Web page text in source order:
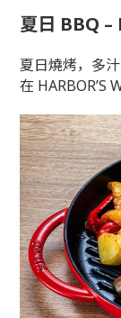
夏日 BBQ –
夏日燒烤，多
在 HARBOR’S